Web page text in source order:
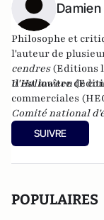
Philosophe et
l'auteur de
cendres(Editions
d'Halloween
Il est maître de
commerciales
Comité national
SUIVRE
POPULAIRES